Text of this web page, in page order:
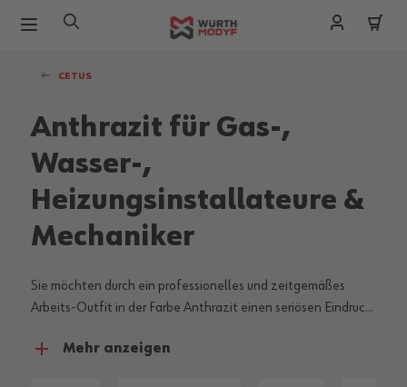
CETUS
Anthrazit für Gas-,
Wasser-,
Heizungsinstallateure &
Mechaniker
Sie möchten durch ein professionelles und zeitgemäßes
Arbeits-Outfit in der Farbe Anthrazit einen seriösen Eindruck
metallfreien und qualitativ hochwertigen Berufskleidung aus
Mehr anzeigen